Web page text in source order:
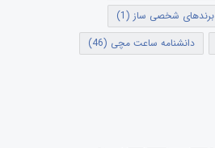
برندهای شخصی ساز (1)
دانشنامه ساعت مچی (46)